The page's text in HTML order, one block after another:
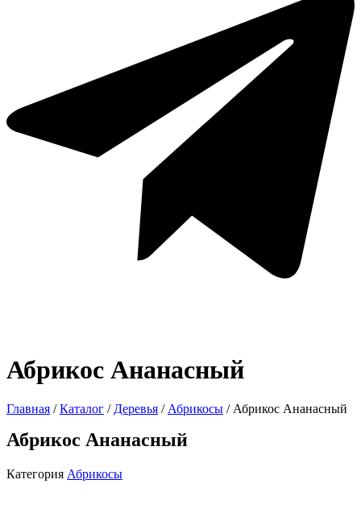
Абрикос Ананасный
Главная /Каталог / Деревья / Абрикосы / Абрикос Ананасный
Абрикос Ананасный
Категория Абрикосы